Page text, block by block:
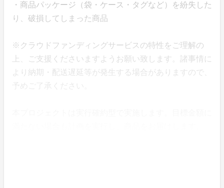
・商品パッケージ（袋・ケース・タグなど）を紛失した
り、破損してしまった商品
※クラウドファンディングサービスの特性をご理解の
上、ご支援くださいますようお願い致します。諸事情に
より納期・配送遅延等が発生する場合がありますので、